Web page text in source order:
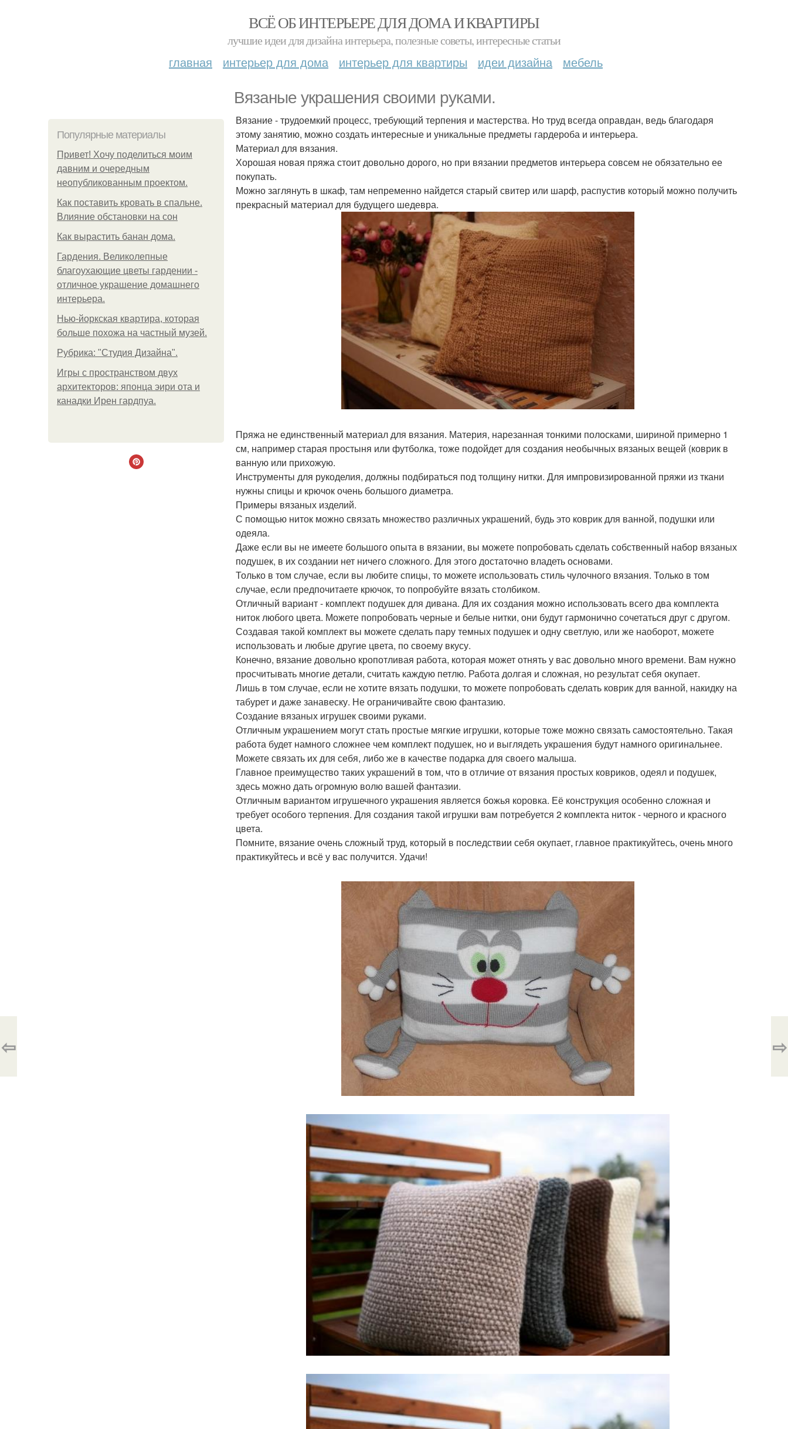
ВСЁ ОБ ИНТЕРЬЕРЕ ДЛЯ ДОМА И КВАРТИРЫ
лучшие идеи для дизайна интерьера, полезные советы, интересные статьи
главная интерьер для дома интерьер для квартиры идеи дизайна мебель
Вязаные украшения своими руками.
Популярные материалы
Привет! Хочу поделиться моим
давним и очередным
неопубликованным проектом.
Как поставить кровать в спальне.
Влияние обстановки на сон
Как вырастить банан дома.
Гардения. Великолепные
благоухающие цветы гардении -
отличное украшение домашнего
интерьера.
Нью-йоркская квартира, которая
больше похожа на частный музей.
Рубрика: "Студия Дизайна".
Игры с пространством двух
архитекторов: японца эири ота и
канадки Ирен гардпуа.
Вязание - трудоемкий процесс, требующий терпения и мастерства. Но труд всегда оправдан, ведь благодаря
этому занятию, можно создать интересные и уникальные предметы гардероба и интерьера.
Материал для вязания.
Хорошая новая пряжа стоит довольно дорого, но при вязании предметов интерьера совсем не обязательно ее
покупать.
Можно заглянуть в шкаф, там непременно найдется старый свитер или шарф, распустив который можно получить
прекрасный материал для будущего шедевра.
Пряжа не единственный материал для вязания. Материя, нарезанная тонкими полосками, шириной примерно 1
см, например старая простыня или футболка, тоже подойдет для создания необычных вязаных вещей (коврик в
ванную или прихожую.
Инструменты для рукоделия, должны подбираться под толщину нитки. Для импровизированной пряжи из ткани
нужны спицы и крючок очень большого диаметра.
Примеры вязаных изделий.
С помощью ниток можно связать множество различных украшений, будь это коврик для ванной, подушки или
одеяла.
Даже если вы не имеете большого опыта в вязании, вы можете попробовать сделать собственный набор вязаных
подушек, в их создании нет ничего сложного. Для этого достаточно владеть основами.
Только в том случае, если вы любите спицы, то можете использовать стиль чулочного вязания. Только в том
случае, если предпочитаете крючок, то попробуйте вязать столбиком.
Отличный вариант - комплект подушек для дивана. Для их создания можно использовать всего два комплекта
ниток любого цвета. Можете попробовать черные и белые нитки, они будут гармонично сочетаться друг с другом.
Создавая такой комплект вы можете сделать пару темных подушек и одну светлую, или же наоборот, можете
использовать и любые другие цвета, по своему вкусу.
Конечно, вязание довольно кропотливая работа, которая может отнять у вас довольно много времени. Вам нужно
просчитывать многие детали, считать каждую петлю. Работа долгая и сложная, но результат себя окупает.
Лишь в том случае, если не хотите вязать подушки, то можете попробовать сделать коврик для ванной, накидку на
табурет и даже занавеску. Не ограничивайте свою фантазию.
Создание вязаных игрушек своими руками.
Отличным украшением могут стать простые мягкие игрушки, которые тоже можно связать самостоятельно. Такая
работа будет намного сложнее чем комплект подушек, но и выглядеть украшения будут намного оригинальнее.
Можете связать их для себя, либо же в качестве подарка для своего малыша.
Главное преимущество таких украшений в том, что в отличие от вязания простых ковриков, одеял и подушек,
здесь можно дать огромную волю вашей фантазии.
Отличным вариантом игрушечного украшения является божья коровка. Её конструкция особенно сложная и
требует особого терпения. Для создания такой игрушки вам потребуется 2 комплекта ниток - черного и красного
цвета.
Помните, вязание очень сложный труд, который в последствии себя окупает, главное практикуйтесь, очень много
практикуйтесь и всё у вас получится. Удачи!
⇦ ⇨